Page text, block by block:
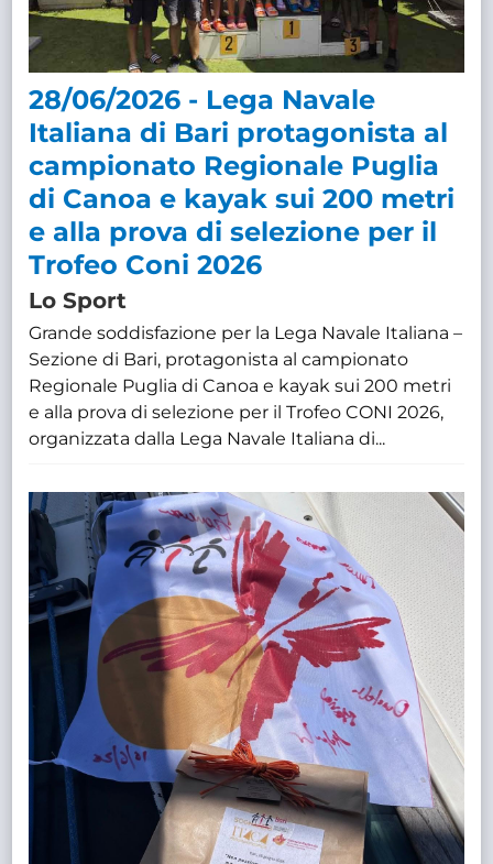
28/06/2026 - Lega Navale
Italiana di Bari protagonista al
campionato Regionale Puglia
di Canoa e kayak sui 200 metri
e alla prova di selezione per il
Trofeo Coni 2026
Lo Sport
Grande soddisfazione per la Lega Navale Italiana –
Sezione di Bari, protagonista al campionato
Regionale Puglia di Canoa e kayak sui 200 metri
e alla prova di selezione per il Trofeo CONI 2026,
organizzata dalla Lega Navale Italiana di...